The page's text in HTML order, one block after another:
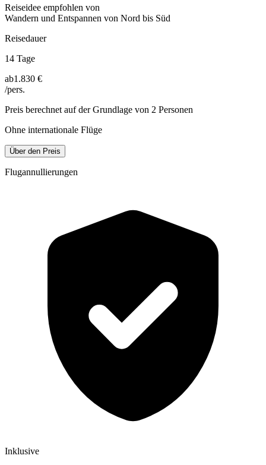
Reiseidee empfohlen von
Wandern und Entspannen von Nord bis Süd
Reisedauer
14 Tage
ab1.830 €
/pers.
Preis berechnet auf der Grundlage von 2 Personen
Ohne internationale Flüge
Über den Preis
Flugannullierungen
Inklusive